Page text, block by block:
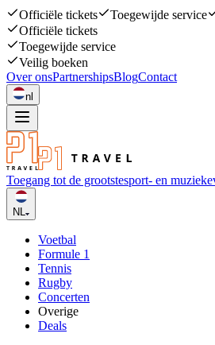
Officiële tickets Toegewijde service
Officiële tickets
Toegewijde service
Veilig boeken
Over onsPartnershipsBlogContact
nl
Toegang tot de grootstesport- en
NL
Voetbal
Formule 1
Tennis
Rugby
Concerten
Overige
Deals